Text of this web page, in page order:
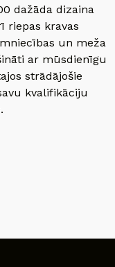
dažāda dizaina
riepas kravas
un meža
ar mūsdienīgu
strādājošie
kvalifikāciju